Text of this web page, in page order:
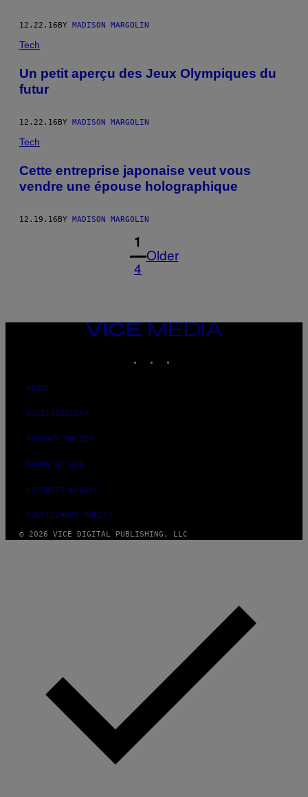
12.22.16BY MADISON MARGOLIN
Tech
Un petit aperçu des Jeux Olympiques du
futur
12.22.16BY MADISON MARGOLIN
Tech
Cette entreprise japonaise veut vous
vendre une épouse holographique
12.19.16BY MADISON MARGOLIN
1
4
Older
VICE
MEDIA
ABOUT
ACCESSIBILITY
PRIVACY POLICY
TERMS OF USE
SECURITY POLICY
FULFILLMENT POLICY
© 2026 VICE DIGITAL PUBLISHING, LLC